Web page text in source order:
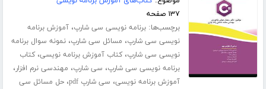
۱۳۷ صفحه
برچسب‌ها:برنامه نویسی سی شارپ،آموزش برنامه
نویسی سی شارپ، مسائل سی شارپ،نمونه سوال برنامه
نویسی سی شارپ،کتاب آموزش برنامه نویسی،کتاب
برنامه نویسی سی شارپ، سی شارپ، مهندسی نرم افزار،
آموزش برنامه نویسی، سی شارپ pdf ،حل مسائل سی